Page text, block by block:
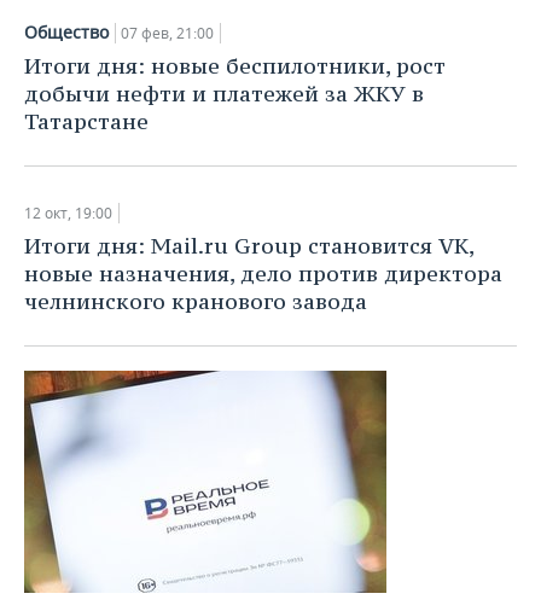
Общество 07 фев, 21:00
Итоги дня: новые беспилотники, рост
добычи нефти и платежей за ЖКУ в
Татарстане
12 окт, 19:00
Итоги дня: Mail.ru Group становится VK,
новые назначения, дело против директора
челнинского кранового завода